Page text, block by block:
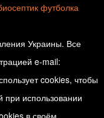
футболка
Украины. Все
e-mail:
cookies, чтобы
при использовании
в своём